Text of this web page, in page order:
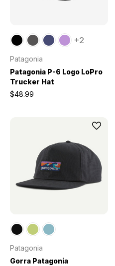
+2
Patagonia
Patagonia P-6 Logo LoPro
Trucker Hat
$48.99
Patagonia
Gorra Patagonia